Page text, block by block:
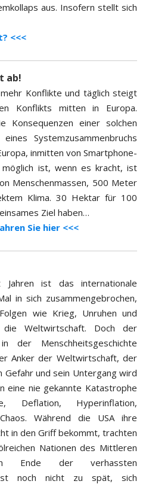
aus. Insofern stellt sich
<<<
ab!
Konflikte und täglich steigt
Konflikts mitten in Europa.
Konsequenzen einer solchen
Systemzusammenbruchs
inmitten von Smartphone-
ist, wenn es kracht, ist
Menschenmassen, 500 Meter
Klima. 30 Hektar für 100
Ziel haben…
Sie hier <<<
ist das internationale
in sich zusammengebrochen,
wie Krieg, Unruhen und
die Weltwirtschaft. Doch der
der Menschheitsgeschichte
Anker der Weltwirtschaft, der
Gefahr und sein Untergang wird
eine nie gekannte Katastrophe
Deflation, Hyperinflation,
Während die USA ihre
in den Griff bekommt, trachten
Nationen des Mittleren
Ende der verhassten
ist noch nicht zu spät, sich